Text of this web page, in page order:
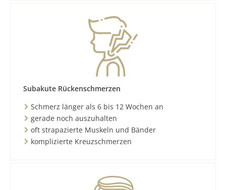
Subakute Rückenschmerzen
Schmerz länger als 6 bis 12 Wochen an
gerade noch auszuhalten
oft strapazierte Muskeln und Bänder
komplizierte Kreuzschmerzen